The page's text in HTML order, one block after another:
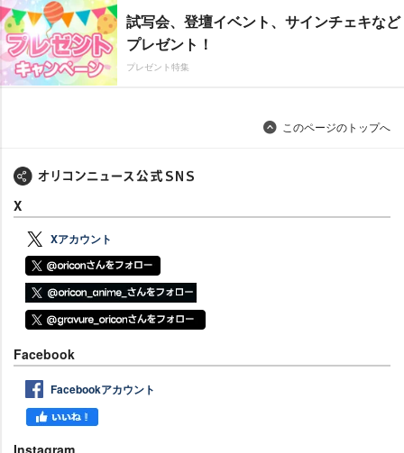
試写会、登壇イベント、サインチェキなど
プレゼント！
プレゼント特集
このページのトップへ
X
Xアカウント
Facebook
Facebookアカウント
Instagram